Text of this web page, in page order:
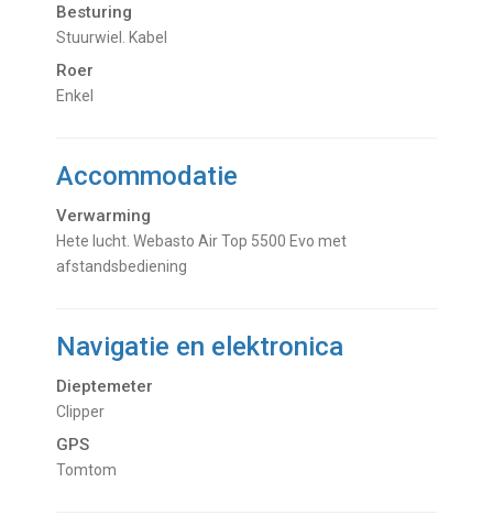
Besturing
Stuurwiel. Kabel
Roer
Enkel
Accommodatie
Verwarming
hete lucht. Webasto Air Top 5500 Evo met
afstandsbediening
Navigatie en elektronica
Dieptemeter
Clipper
GPS
Tomtom